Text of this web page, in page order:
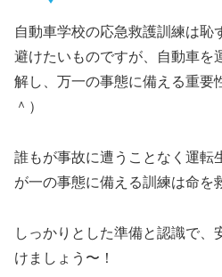
自動車学校の応急救護訓練は恥
避けたいものですが、自動車を
解し、万一の事態に備える重要
＾）
誰もが事故に遭うことなく運転
が一の事態に備える訓練は命を
しっかりとした準備と認識で、
けましょう〜！